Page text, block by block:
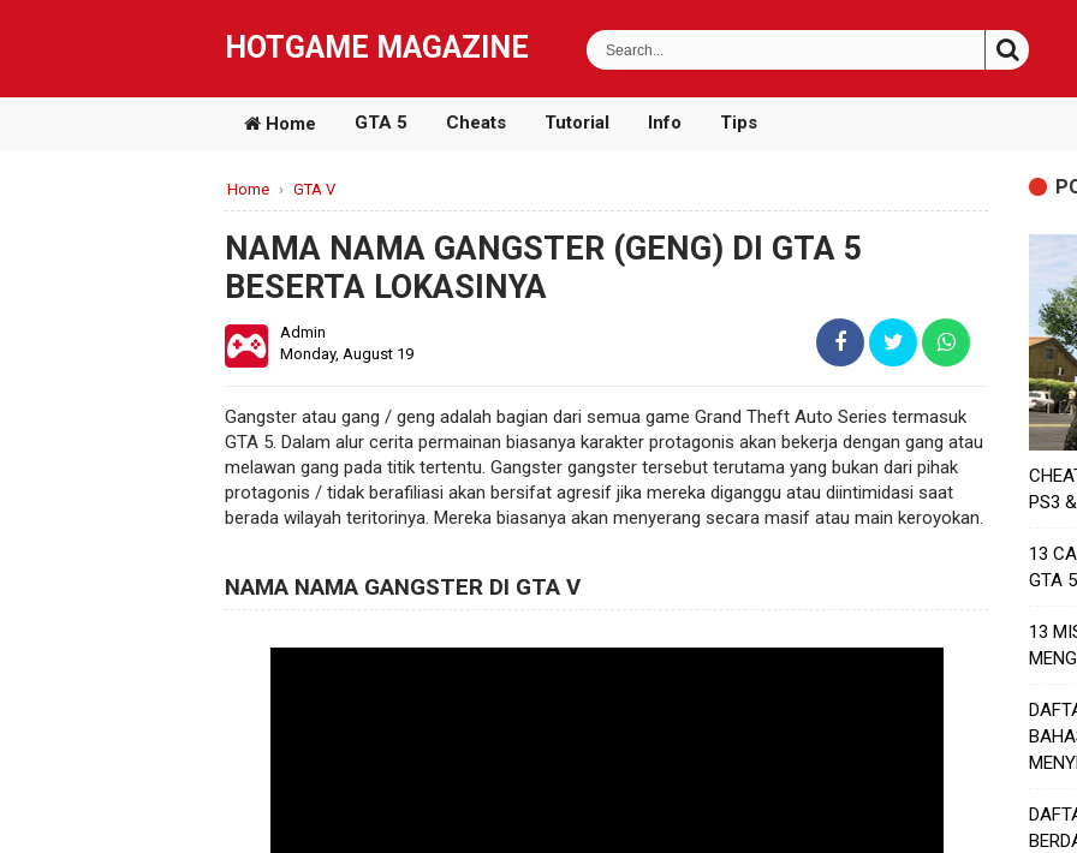
HOTGAME MAGAZINE
Home GTA 5 Cheats Tutorial Info Tips
Home › GTA V
NAMA NAMA GANGSTER (GENG) DI GTA 5
BESERTA LOKASINYA
Admin
Monday, August 19
Gangster atau gang / geng adalah bagian dari semua game Grand Theft Auto Series termasuk
GTA 5. Dalam alur cerita permainan biasanya karakter protagonis akan bekerja dengan gang atau
melawan gang pada titik tertentu. Gangster gangster tersebut terutama yang bukan dari pihak
protagonis / tidak berafiliasi akan bersifat agresif jika mereka diganggu atau diintimidasi saat
berada wilayah teritorinya. Mereka biasanya akan menyerang secara masif atau main keroyokan.
NAMA NAMA GANGSTER DI GTA V
PS3
13
GTA
13